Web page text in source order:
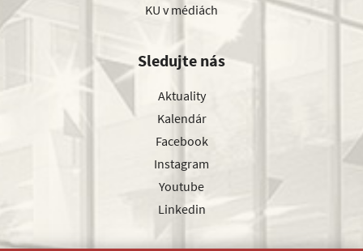
KU v médiách
Sledujte nás
Aktuality
Kalendár
Facebook
Instagram
Youtube
Linkedin